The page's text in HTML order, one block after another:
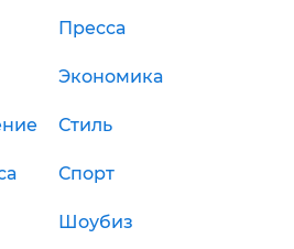
Пресса
Экономика
Стиль
Спорт
Шоубиз